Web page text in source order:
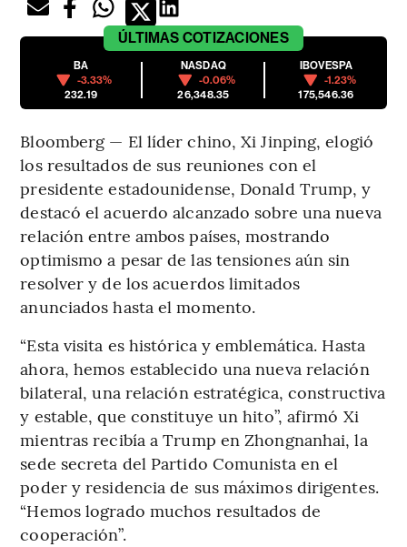
ÚLTIMAS COTIZACIONES
BA
-3.33%
232.19
NASDAQ
-0.06%
26,348.35
IBOVESPA
-1.23%
175,546.36
Bloomberg — El líder chino, Xi Jinping, elogió
los resultados de sus reuniones con el
presidente estadounidense, Donald Trump, y
destacó el acuerdo alcanzado sobre una nueva
relación entre ambos países, mostrando
optimismo a pesar de las tensiones aún sin
resolver y de los acuerdos limitados
anunciados hasta el momento.
“Esta visita es histórica y emblemática. Hasta
ahora, hemos establecido una nueva relación
bilateral, una relación estratégica, constructiva
y estable, que constituye un hito”, afirmó Xi
mientras recibía a Trump en Zhongnanhai, la
sede secreta del Partido Comunista en el
poder y residencia de sus máximos dirigentes.
“Hemos logrado muchos resultados de
cooperación”.